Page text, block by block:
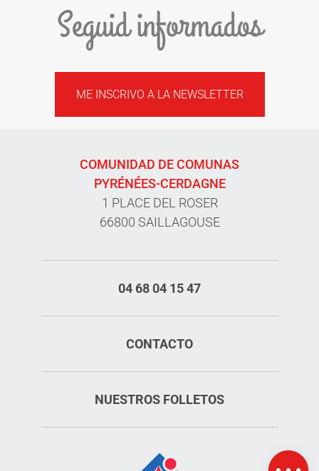
Mapa
Seguid informados
ME INSCRIVO A LA NEWSLETTER
COMUNIDAD DE COMUNAS
PYRÉNÉES-CERDAGNE
1 PLACE DEL ROSER
66800 SAILLAGOUSE
04 68 04 15 47
CONTACTO
NUESTROS FOLLETOS